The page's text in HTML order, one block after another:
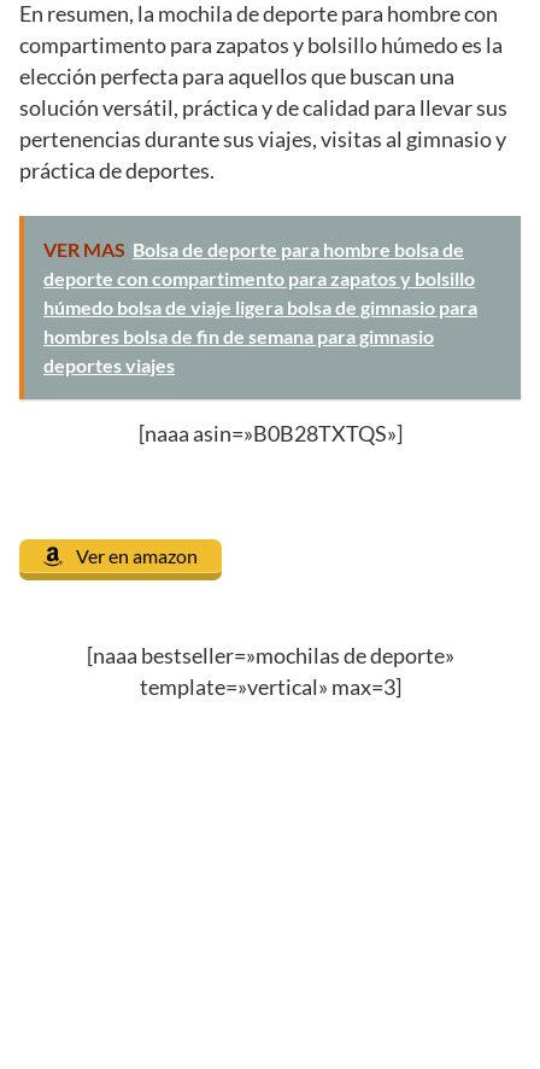
En resumen, la mochila de deporte para hombre con
compartimento para zapatos y bolsillo húmedo es la
elección perfecta para aquellos que buscan una
solución versátil, práctica y de calidad para llevar sus
pertenencias durante sus viajes, visitas al gimnasio y
práctica de deportes.
VER MAS Bolsa de deporte para hombre bolsa de
deporte con compartimento para zapatos y bolsillo
húmedo bolsa de viaje ligera bolsa de gimnasio para
hombres bolsa de fin de semana para gimnasio
deportes viajes
[naaa asin=»B0B28TXTQS»]
Ver en amazon
[naaa bestseller=»mochilas de deporte»
template=»vertical» max=3]